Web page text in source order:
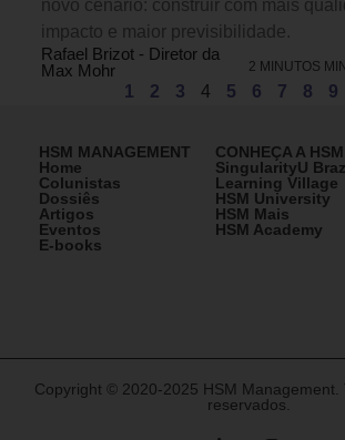
novo cenário: construir com mais
impacto e maior previsibilidade.
Rafael Brizot - Diretor da
Max Mohr
2 MINUTOS
1 2 3 4 5 6 7 8 9
HSM MANAGEMENT
Home
Colunistas
Dossiês
Artigos
Eventos
E-books
CONHEÇA A HSM
SingularityU
Learning Village
HSM University
HSM Mais
HSM Academy
Copyright © 2020-2025 HSM Management.
reservados.